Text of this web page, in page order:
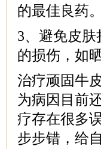
的最佳良药。
3、避免皮
的损伤，如
治疗顽固牛
为病因目前
疗存在很多
步步错，给